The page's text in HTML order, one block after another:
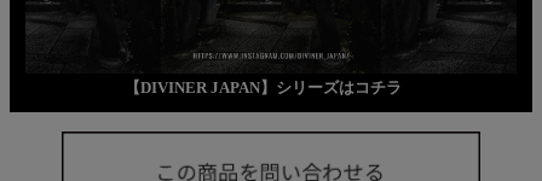
【DIVINER JAPAN】シリーズはコチラ